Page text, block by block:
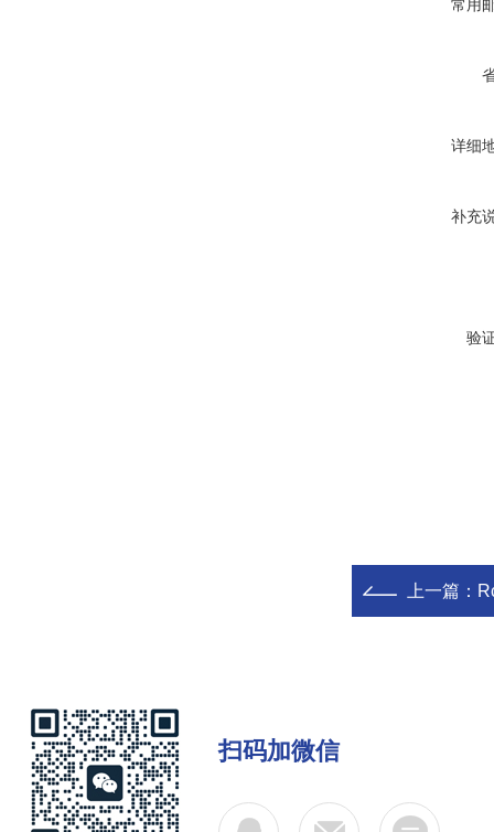
常用
详细
补充
验
上一篇：
扫码加微信